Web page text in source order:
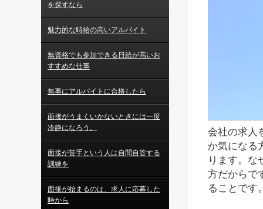
を探すなら
魅力的な時給の高いアルバイト
無資格でも参加できる日給が高いお
すすめな仕事
無事にアルバイトに合格したら
面接がうまくいかないときには一度
冷静になろう。
面接が苦手という人は自問自答する
訓練を
面接が始まるのは、求人に応募した
時から
会社の求人
か気になる
ります。な
方だからで
ることです